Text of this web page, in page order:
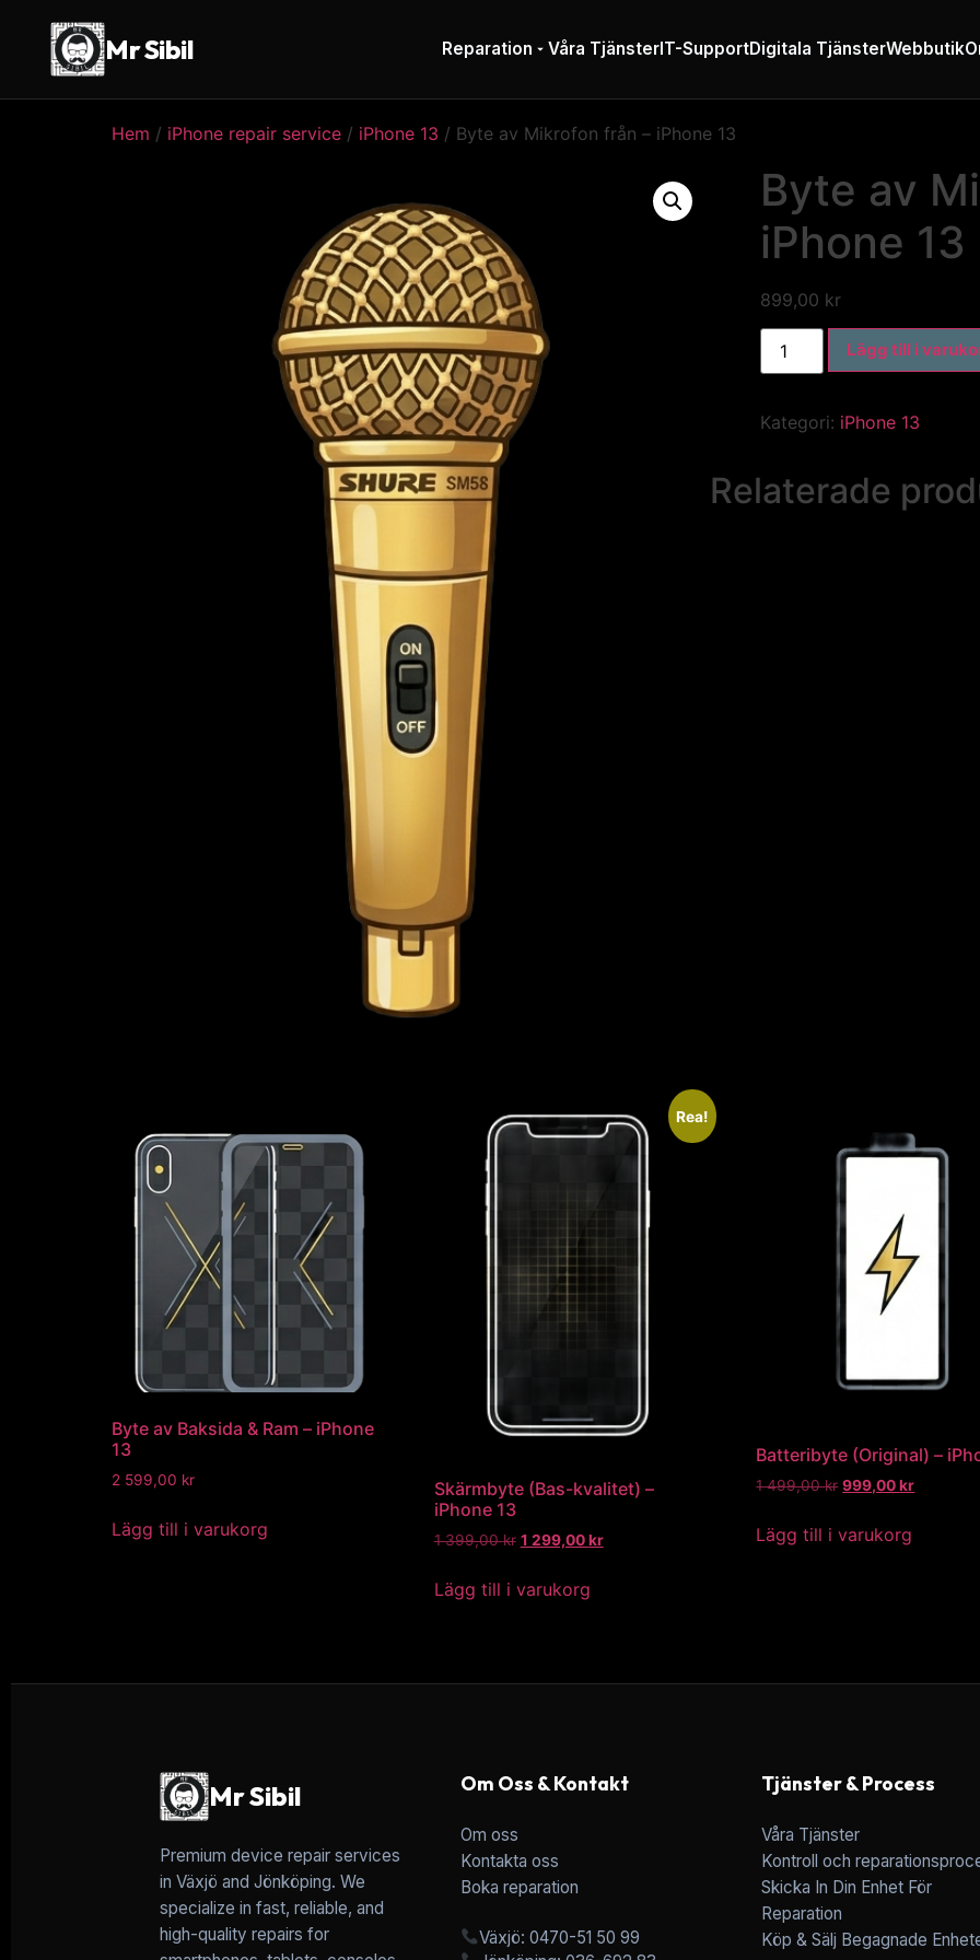
Mr Sibil Reparation Våra TjänsterIT-SupportDigitala TjänsterWebbutik
Hem / iPhone repair service / iPhone 13 / Byte av Mikrofon från – iPhone 13
Byte av
iPhone 13
899,00 kr
Lägg till i
Kategori: iPhone 13
Relaterade
Byte av Baksida & Ram – iPhone
13
2 599,00 kr
Lägg till i varukorg
Rea!
Skärmbyte (Bas-kvalitet) –
iPhone 13
1 399,00kr 1 299,00kr
Lägg till i varukorg
Batteribyte (Original) –
1 499,00kr 999,00kr
Lägg till i varukorg
Mr Sibil
Premium device repair services
in Växjö and Jönköping. We
specialize in fast, reliable, and
high-quality repairs for
Om Oss & Kontakt
Om oss
Kontakta oss
Boka reparation
Växjö: 0470-51 50 99
Tjänster & Process
Våra Tjänster
Kontroll och
Skicka In Din Enhet För
Reparation
Köp & Sälj Begagnade